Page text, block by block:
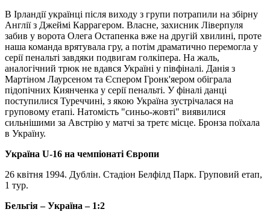
В Ірландії українці після виходу з групи потрапили на збірну
Англії з Джеймі Каррагером. Власне, захисник Ліверпуля
забив у ворота Олега Остапенка вже на другій хвилині, проте
наша команда врятувала гру, а потім драматично перемогла у
серії пенальті завдяки подвигам голкіпера. На жаль,
аналогічний трюк не вдався Україні у півфіналі. Данія з
Мартіном Лаурсеном та Єспером Гронк'яером обіграла
підопічних Киянченка у серії пенальті. У фіналі данці
поступилися Туреччині, з якою Україна зустрічалася на
груповому етапі. Натомість "синьо-жовті" виявилися
сильнішими за Австрію у матчі за третє місце. Бронза поїхала
в Україну.
Україна U-16 на чемпіонаті Європи
26 квітня 1994. Дублін. Стадіон Белфілд Парк. Груповий етап,
1 тур.
Бельгія – Україна – 1:2